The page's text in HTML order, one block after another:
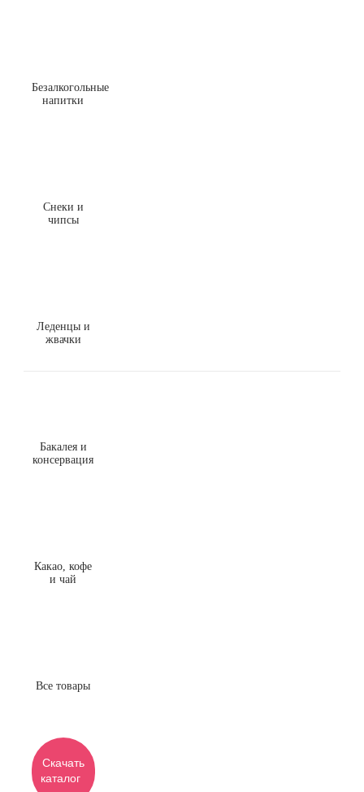
Безалкогольные
напитки
Снеки и
чипсы
Леденцы и
жвачки
Бакалея и
консервация
Какао, кофе
и чай
Все товары
Скачать
каталог